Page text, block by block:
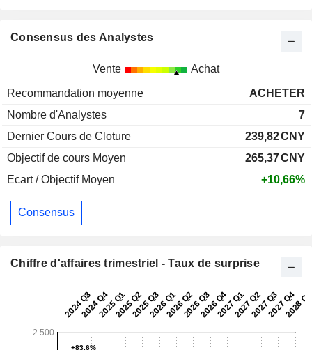
Consensus des Analystes
Vente Achat
Recommandation moyenne
ACHETER
Nombre d'Analystes
7
Dernier Cours de Cloture
239,82CNY
Objectif de cours Moyen
265,37CNY
Ecart / Objectif Moyen
+10,66%
Consensus
Chiffre d'affaires trimestriel - Taux de surprise